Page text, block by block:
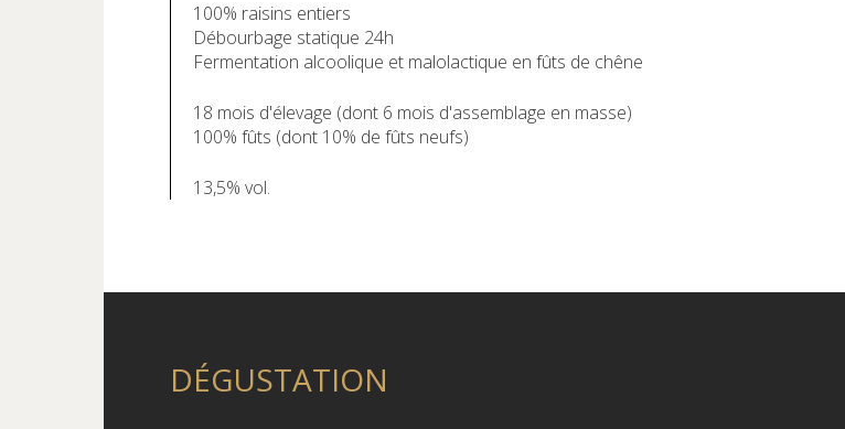
100% raisins entiers
Débourbage statique 24h
Fermentation alcoolique et malolactique en fûts de chêne
18 mois d'élevage (dont 6 mois d'assemblage en masse)
100% fûts (dont 10% de fûts neufs)
13,5% vol.
DÉGUSTATION